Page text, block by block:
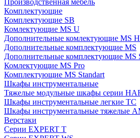
Производственная мебель
Комплектующие
Комплектующие SB
Комлектующие MS U
Дополнительные комлектующие MS
Дополнительные комплектующие MS
Дополнительные комплектующие MS
Комлектующие MS Pro
Комплектующие MS Standart
Шкафы инструментальные
Тяжелые модульные шкафы серии
Шкафы инструментальные легкие ТС
Шкафы инструментальные тяжелые
Верстаки
Серии EXPERT T